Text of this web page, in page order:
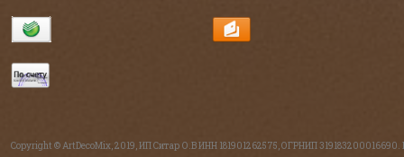
Copyright © ArtDecoMix, 2019, ИП Ситар О.В ИНН 181901262575, ОГРНИП 319183200016690.